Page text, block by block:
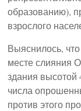
образованию),
взрослого
Выяснилось,
месте слияния
здания высотой
числа
против этого